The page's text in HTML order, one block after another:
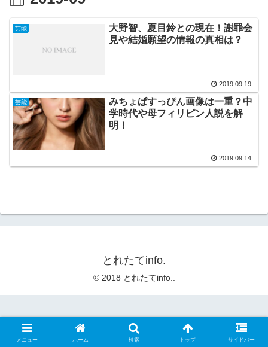
芸能
大野智、夏目鈴との現在！謝罪会
見や結婚願望の情報の真相は？
2019.09.19
芸能
みちょぱすっぴん画像は一重？中
学時代や母フィリピン人説を解
明！
2019.09.14
とれたてinfo.
© 2018 とれたてinfo..
メニュー ホーム 検索 トップ サイドバー